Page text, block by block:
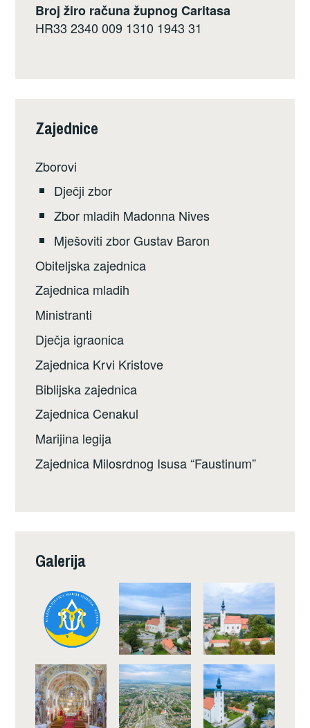
Broj žiro računa župnog Caritasa
HR33 2340 009 1310 1943 31
Zajednice
Zborovi
Dječji zbor
Zbor mladih Madonna Nives
Mješoviti zbor Gustav Baron
Obiteljska zajednica
Zajednica mladih
Ministranti
Dječja igraonica
Zajednica Krvi Kristove
Biblijska zajednica
Zajednica Cenakul
Marijina legija
Zajednica Milosrdnog Isusa “Faustinum”
Galerija